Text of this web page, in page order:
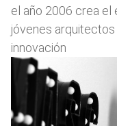
el año 2006 crea el
jóvenes
innovación